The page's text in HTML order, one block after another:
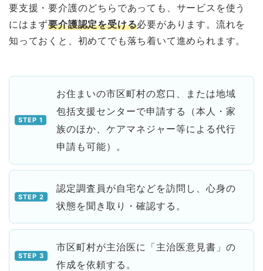
要支援・要介護のどちらであっても、サービスを使う
にはまず要介護認定を受ける必要があります。流れを
知っておくと、初めてでも落ち着いて進められます。
お住まいの市区町村の窓口、または地域
包括支援センターで申請する（本人・家
族のほか、ケアマネジャー等による代行
申請も可能）。
認定調査員が自宅などを訪問し、心身の
状態を聞き取り・確認する。
市区町村が主治医に「主治医意見書」の
作成を依頼する。